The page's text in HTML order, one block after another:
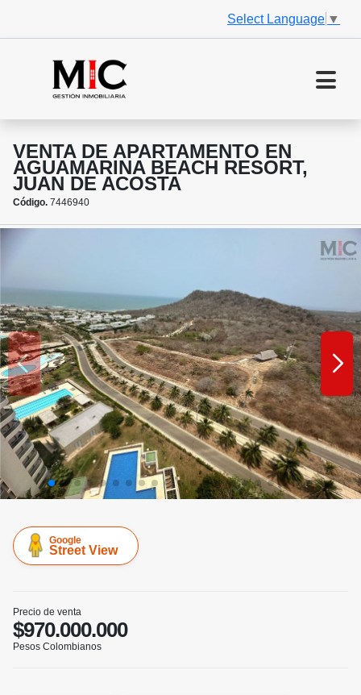
Select Language ▼
VENTA DE APARTAMENTO EN
AGUAMARINA BEACH RESORT,
JUAN DE ACOSTA
Código. 7446940
Google
Street View
Precio de venta
$970.000.000
Pesos Colombianos